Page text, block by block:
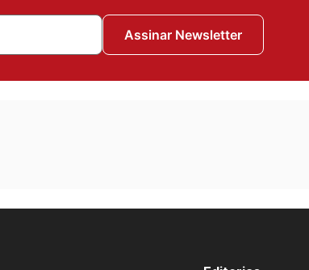
Assinar Newsletter